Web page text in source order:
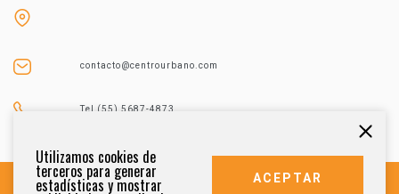
contacto@centrourbano.com
Tel (55) 5687-4873
Utilizamos cookies de
terceros para generar
estadísticas y mostrar ACEPTAR